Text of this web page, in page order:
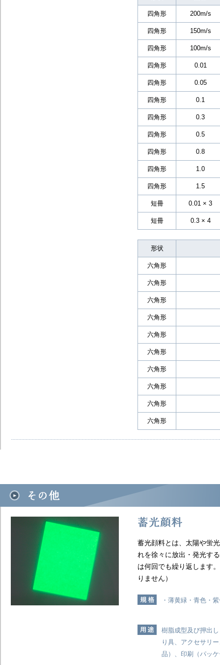
四角形 200m/s
四角形 150m/s
四角形 100m/s
四角形 0.01
四角形 0.05
四角形 0.1
四角形 0.3
四角形 0.5
四角形 0.8
四角形 1.0
四角形 1.5
短冊 0.01 × 3
短冊 0.3 × 4
形状
六角形
六角形
六角形
六角形
六角形
六角形
六角形
六角形
六角形
六角形
蓄光顔料とは、太陽や蛍
れを徐々に放出・発光す
は何回でも繰り返します
りません）
・薄黄緑・青色・
樹脂成型及び押出
り具、アクセサリ
品）、印刷（パッ